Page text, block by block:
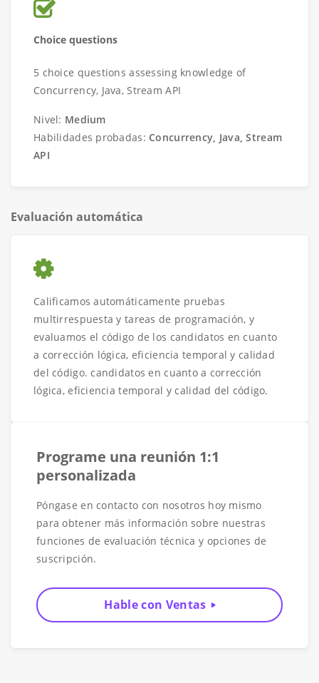
Choice questions
5 choice questions assessing knowledge of
Concurrency, Java, Stream API
Nivel: Medium
Habilidades probadas: Concurrency, Java, Stream
API
Evaluación automática
Calificamos automáticamente pruebas
multirrespuesta y tareas de programación, y
evaluamos el código de los candidatos en cuanto
a corrección lógica, eficiencia temporal y calidad
del código. candidatos en cuanto a corrección
lógica, eficiencia temporal y calidad del código.
Programe una reunión 1:1
personalizada
Póngase en contacto con nosotros hoy mismo
para obtener más información sobre nuestras
funciones de evaluación técnica y opciones de
suscripción.
Hable con Ventas